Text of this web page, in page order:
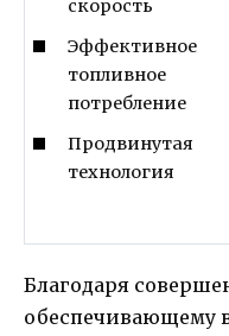
скорость
Эффективное
топливное
потребление
Продвинутая
технология
Благодаря
обеспечивающему